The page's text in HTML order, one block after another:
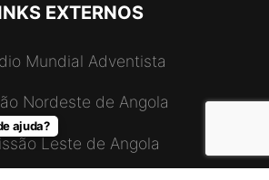
EXTERNOS
Mundial Adventista
Nordeste de Angola
Leste de Angola
ajuda?